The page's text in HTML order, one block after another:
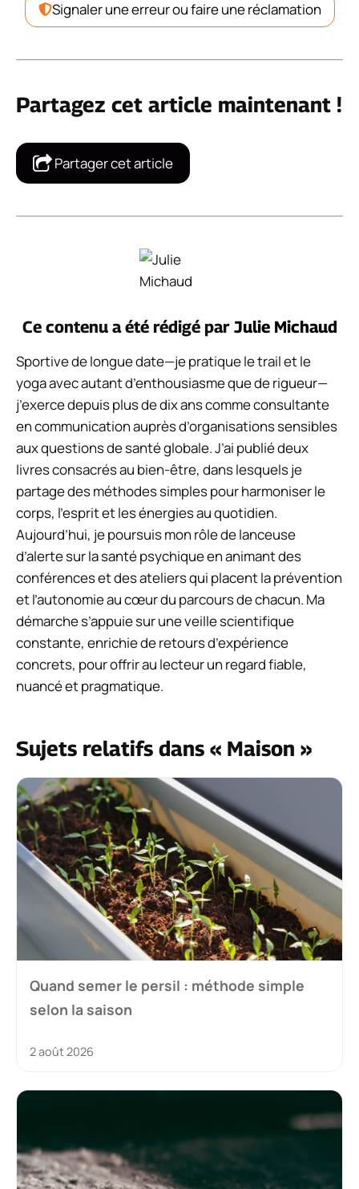
Signaler une erreur ou faire une réclamation
Partagez cet article maintenant !
Partager cet article
Ce contenu a été rédigé par Julie Michaud
Sportive de longue date—je pratique le trail et le
yoga avec autant d’enthousiasme que de rigueur—
j’exerce depuis plus de dix ans comme consultante
en communication auprès d’organisations sensibles
aux questions de santé globale. J’ai publié deux
livres consacrés au bien-être, dans lesquels je
partage des méthodes simples pour harmoniser le
corps, l’esprit et les énergies au quotidien.
Aujourd’hui, je poursuis mon rôle de lanceuse
d’alerte sur la santé psychique en animant des
conférences et des ateliers qui placent la prévention
et l’autonomie au cœur du parcours de chacun. Ma
démarche s’appuie sur une veille scientifique
constante, enrichie de retours d’expérience
concrets, pour offrir au lecteur un regard fiable,
nuancé et pragmatique.
Sujets relatifs dans « Maison »
Quand semer le persil : méthode simple
selon la saison
2 août 2026